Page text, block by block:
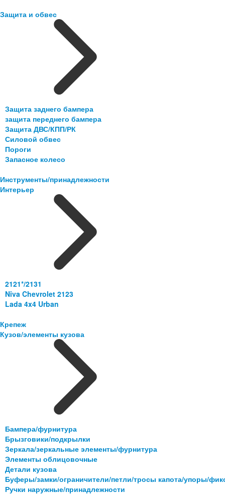
Защита и обвес
Защита заднего бампера
защита переднего бампера
Защита ДВС/КПП/РК
Силовой обвес
Пороги
Запасное колесо
Инструменты/принадлежности
Интерьер
2121*/2131
Niva Chevrolet 2123
Lada 4x4 Urban
Крепеж
Кузов/элементы кузова
Бампера/фурнитура
Брызговики/подкрылки
Зеркала/зеркальные элементы/фурнитура
Элементы облицовочные
Детали кузова
Буферы/замки/ограничители/петли/тросы капота/упоры/
Ручки наружные/принадлежности